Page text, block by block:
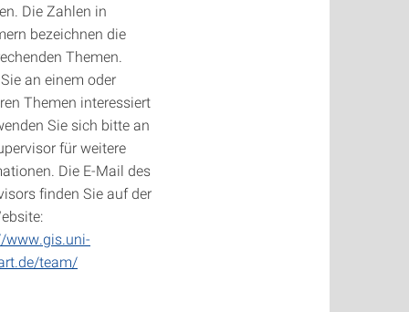
Die Zahlen in
bezeichnen die
Themen.
an einem oder
Themen interessiert
Sie sich bitte an
für weitere
Die E-Mail des
finden Sie auf der
www.gis.uni-
team/